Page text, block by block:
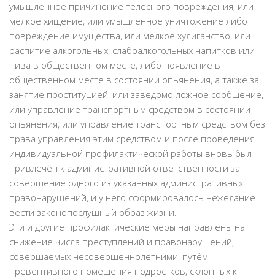
умышленное причинение телесного повреждения, или
мелкое хищение, или умышленное уничтожение либо
повреждение имущества, или мелкое хулиганство, или
распитие алкогольных, слабоалкогольных напитков или
пива в общественном месте, либо появление в
общественном месте в состоянии опьянения, а также за
занятие проституцией, или заведомо ложное сообщение,
или управление транспортным средством в состоянии
опьянения, или управление транспортным средством без
права управления этим средством и после проведения
индивидуальной профилактической работы вновь был
привлечён к административной ответственности за
совершение одного из указанных административных
правонарушений, и у него сформировалось нежелание
вести законопослушный образ жизни.
Эти и другие профилактические меры направлены на
снижение числа преступлений и правонарушений,
совершаемых несовершеннолетними, путём
превентивного помещения подростков, склонных к